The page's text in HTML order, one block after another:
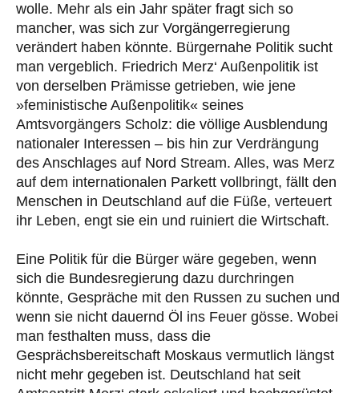
wolle. Mehr als ein Jahr später fragt sich so
mancher, was sich zur Vorgängerregierung
verändert haben könnte. Bürgernahe Politik sucht
man vergeblich. Friedrich Merz‘ Außenpolitik ist
von derselben Prämisse getrieben, wie jene
»feministische Außenpolitik« seines
Amtsvorgängers Scholz: die völlige Ausblendung
nationaler Interessen – bis hin zur Verdrängung
des Anschlages auf Nord Stream. Alles, was Merz
auf dem internationalen Parkett vollbringt, fällt den
Menschen in Deutschland auf die Füße, verteuert
ihr Leben, engt sie ein und ruiniert die Wirtschaft.
Eine Politik für die Bürger wäre gegeben, wenn
sich die Bundesregierung dazu durchringen
könnte, Gespräche mit den Russen zu suchen und
wenn sie nicht dauernd Öl ins Feuer gösse. Wobei
man festhalten muss, dass die
Gesprächsbereitschaft Moskaus vermutlich längst
nicht mehr gegeben ist. Deutschland hat seit